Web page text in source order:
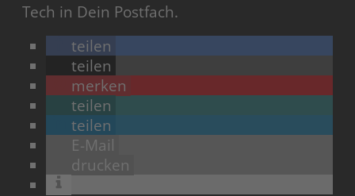
Tech in Dein Postfach.
teilen
teilen
merken
teilen
teilen
E-Mail
drucken